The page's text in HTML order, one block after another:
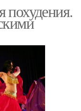
похудения.